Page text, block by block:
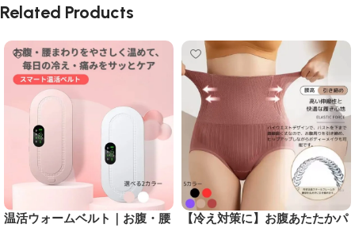
Related Products
温活ウォームベルト｜お腹・腰
【冷え対策に】お腹あたたかパ